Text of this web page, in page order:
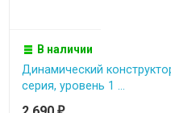
В наличии
Динамический
серия, уровень 1 ...
₽